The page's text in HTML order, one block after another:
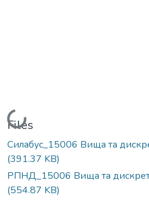
Loading...
Files
Силабус_15006 Вища та
(391.37 KB)
РПНД_15006 Вища та
(554.87 KB)